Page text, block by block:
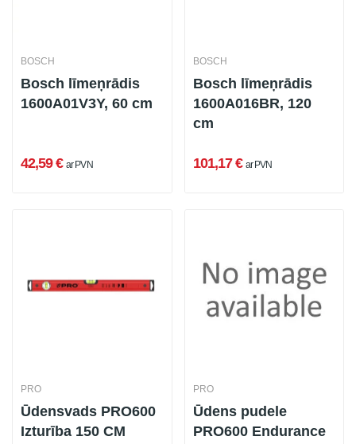
BOSCH
Bosch līmeņrādis
1600A01V3Y, 60 cm
42,59 € ar PVN
BOSCH
Bosch līmeņrādis
1600A016BR, 120
cm
101,17 € ar PVN
PRO
Ūdensvads PRO600
Izturība 150 CM
PRO
Ūdens pudele
PRO600 Endurance